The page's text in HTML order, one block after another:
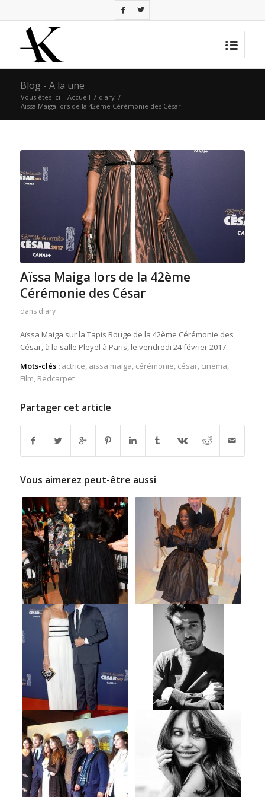
Blog - A la une
Vous êtes ici : Accueil / diary /
Aïssa Maiga lors de la 42ème Cérémonie des César
Aïssa Maiga lors de la 42ème
Cérémonie des César
dans diary
Aïssa Maiga sur la Tapis Rouge de la 42ème Cérémonie des
César, à la salle Pleyel à Paris, le vendredi 24 février 2017.
Mots-clés : actrice, aïssa maïga, cérémonie, césar, cinema,
Film, Redcarpet
Partager cet article
Vous aimerez peut-être aussi